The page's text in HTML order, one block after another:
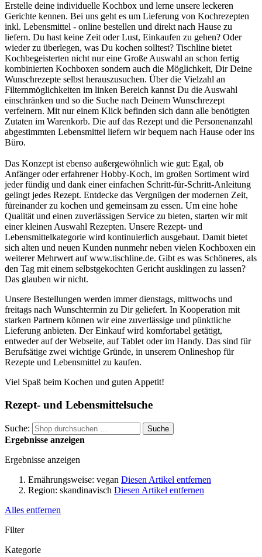
Erstelle deine individuelle Kochbox und lerne unsere leckeren
Gerichte kennen. Bei uns geht es um Lieferung von Kochrezepten
inkl. Lebensmittel - online bestellen und direkt nach Hause zu
liefern. Du hast keine Zeit oder Lust, Einkaufen zu gehen? Oder
wieder zu überlegen, was Du kochen solltest? Tischline bietet
Kochbegeisterten nicht nur eine Große Auswahl an schon fertig
kombinierten Kochboxen sondern auch die Möglichkeit, Dir Deine
Wunschrezepte selbst herauszusuchen. Über die Vielzahl an
Filternmöglichkeiten im linken Bereich kannst Du die Auswahl
einschränken und so die Suche nach Deinem Wunschrezept
verfeinern. Mit nur einem Klick befinden sich dann alle benötigten
Zutaten im Warenkorb. Die auf das Rezept und die Personenanzahl
abgestimmten Lebensmittel liefern wir bequem nach Hause oder ins
Büro.
Das Konzept ist ebenso außergewöhnlich wie gut: Egal, ob
Anfänger oder erfahrener Hobby-Koch, im großen Sortiment wird
jeder fündig und dank einer einfachen Schritt-für-Schritt-Anleitung
gelingt jedes Rezept. Entdecke das Vergnügen der modernen Zeit,
füreinander zu kochen und gemeinsam zu essen. Um eine hohe
Qualität und einen zuverlässigen Service zu bieten, starten wir mit
einer kleinen Auswahl Rezepten. Unsere Rezept- und
Lebensmittelkategorie wird kontinuierlich ausgebaut. Damit bietet
sich alten und neuen Kunden nunmehr neben vielen Kochboxen ein
weiterer Mehrwert auf www.tischline.de. Gibt es was Schöneres, als
den Tag mit einem selbstgekochten Gericht ausklingen zu lassen?
Das glauben wir nicht.
Unsere Bestellungen werden immer dienstags, mittwochs und
freitags nach Wunschtermin zu Dir geliefert. In Kooperation mit
starken Partnern können wir eine zuverlässige und pünktliche
Lieferung anbieten. Der Einkauf wird komfortabel getätigt,
entweder auf der Webseite, auf Tablet oder im Handy. Das sind für
Berufsätige zwei wichtige Gründe, in unserem Onlineshop für
Rezepte und Lebensmittel zu kaufen.
Viel Spaß beim Kochen und guten Appetit!
Rezept- und Lebensmittelsuche
Suche: Suche
Ergebnisse anzeigen
Ergebnisse anzeigen
Ernährungsweise: vegan Diesen Artikel entfernen
Region: skandinavisch Diesen Artikel entfernen
Alles entfernen
Filter
Kategorie